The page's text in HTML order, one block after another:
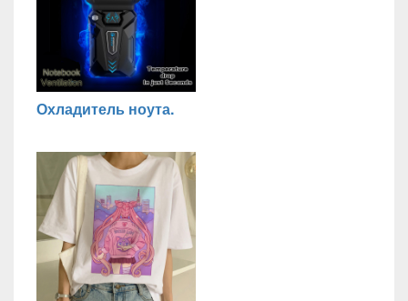
Охладитель ноута.